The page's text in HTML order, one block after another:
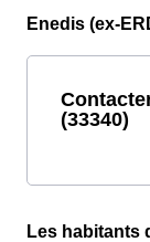
Enedis (ex-
(33340)
Les habitants